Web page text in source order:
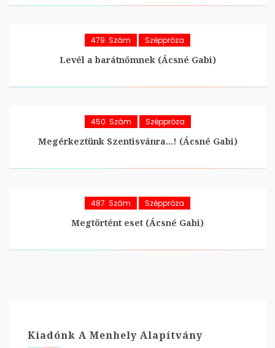
479. Szám Széppróza
Levél a barátnőmnek (Ácsné Gabi)
450. Szám Széppróza
Megérkeztünk Szentisvánra…! (Ácsné Gabi)
487. Szám Széppróza
Megtörtént eset (Ácsné Gabi)
Kiadónk A Menhely Alapítvány